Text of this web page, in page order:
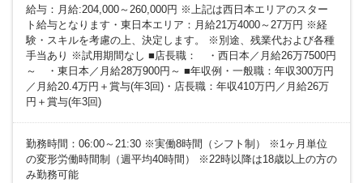
給与：月給:204,000～260,000円 ※上記は西日本エリアのスター
ト給与となります・東日本エリア：月給21万4000～27万円 ※経
験・スキルを考慮の上、決定します。 ※別途、残業代および各種
手当あり ※試用期間なし ■店長職： ・西日本／月給26万7500円
～ ・東日本／月給28万900円～ ■年収例・一般職：年収300万円
／月給20.4万円＋賞与(年3回)・店長職：年収410万円／月給26万
円＋賞与(年3回)
勤務時間：06:00～21:30 ※実働8時間（シフト制） ※1ヶ月単位
の変形労働時間制（週平均40時間） ※22時以降は18歳以上の方の
み勤務可能